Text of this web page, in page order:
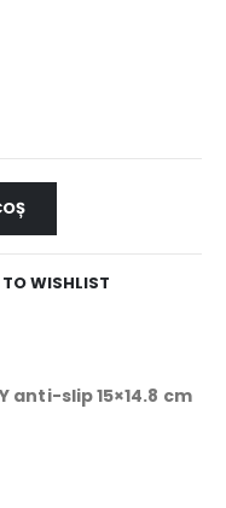
WISHLIST
anti-slip 15×14.8 cm